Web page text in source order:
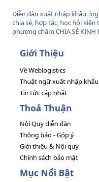
Diễn đàn xuất nhập khẩu,
chia sẻ, hợp tác, học hỏi
phương châm CHIA SẺ KINH
Giới Thiệu
Về Weblogistics
Thuật ngữ xuất nhập khẩu
Tin tức cập nhật
Thoả Thuận
Nội Quy diễn đàn
Thông báo - Góp ý
Giới thiệu & Nội quy
Chính sách bảo mật
Mục Nổi Bật